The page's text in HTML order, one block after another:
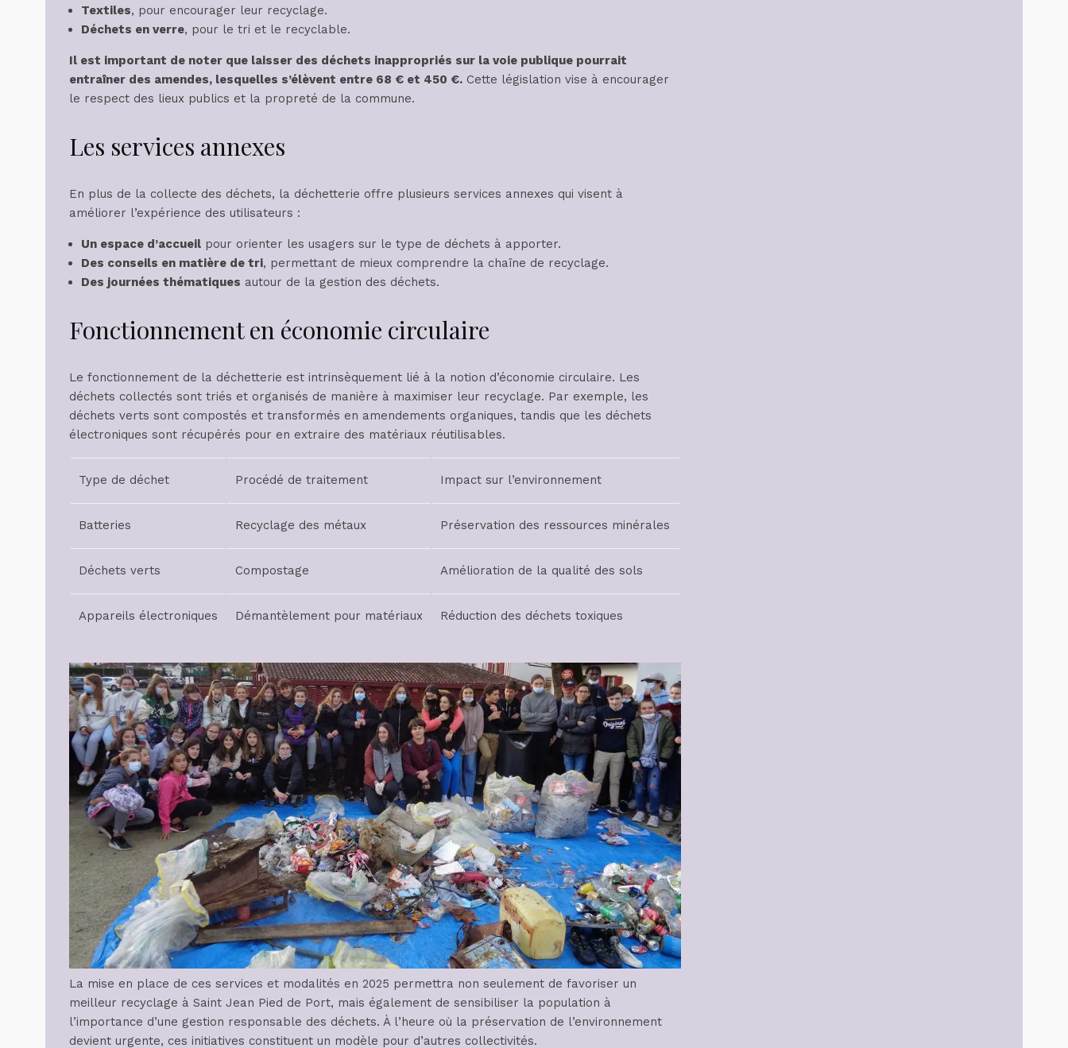
Textiles, pour encourager leur recyclage.
Déchets en verre, pour le tri et le recyclable.
Il est important de noter que laisser des déchets inappropriés sur la voie publique pourrait
entraîner des amendes, lesquelles s’élèvent entre 68 € et 450 €. Cette législation vise à encourager
le respect des lieux publics et la propreté de la commune.
Les services annexes
En plus de la collecte des déchets, la déchetterie offre plusieurs services annexes qui visent à
améliorer l’expérience des utilisateurs :
Un espace d’accueil pour orienter les usagers sur le type de déchets à apporter.
Des conseils en matière de tri, permettant de mieux comprendre la chaîne de recyclage.
Des journées thématiques autour de la gestion des déchets.
Fonctionnement en économie circulaire
Le fonctionnement de la déchetterie est intrinsèquement lié à la notion d’économie circulaire. Les
déchets collectés sont triés et organisés de manière à maximiser leur recyclage. Par exemple, les
déchets verts sont compostés et transformés en amendements organiques, tandis que les déchets
électroniques sont récupérés pour en extraire des matériaux réutilisables.
Type de déchet Procédé de traitement Impact sur l’environnement
Batteries Recyclage des métaux Préservation des ressources minérales
Déchets verts Compostage Amélioration de la qualité des sols
Appareils électroniques Démantèlement pour matériaux Réduction des déchets toxiques
La mise en place de ces services et modalités en 2025 permettra non seulement de favoriser un
meilleur recyclage à Saint Jean Pied de Port, mais également de sensibiliser la population à
l’importance d’une gestion responsable des déchets. À l’heure où la préservation de l’environnement
devient urgente, ces initiatives constituent un modèle pour d’autres collectivités.